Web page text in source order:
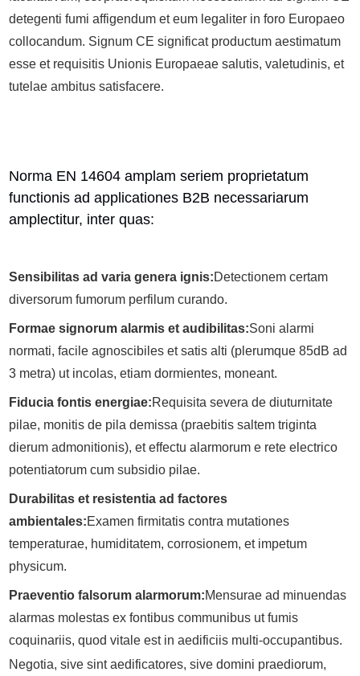
detegenti fumi affigendum et eum legaliter in foro Europaeo
collocandum. Signum CE significat productum aestimatum
esse et requisitis Unionis Europaeae salutis, valetudinis, et
tutelae ambitus satisfacere.
Norma EN 14604 amplam seriem proprietatum
functionis ad applicationes B2B necessariarum
amplectitur, inter quas:
Sensibilitas ad varia genera ignis:Detectionem certam
diversorum fumorum perfilum curando.
Formae signorum alarmis et audibilitas:Soni alarmi
normati, facile agnoscibiles et satis alti (plerumque 85dB ad
3 metra) ut incolas, etiam dormientes, moneant.
Fiducia fontis energiae:Requisita severa de diuturnitate
pilae, monitis de pila demissa (praebitis saltem triginta
dierum admonitionis), et effectu alarmorum e rete electrico
potentiatorum cum subsidio pilae.
Durabilitas et resistentia ad factores
ambientales:Examen firmitatis contra mutationes
temperaturae, humiditatem, corrosionem, et impetum
physicum.
Praeventio falsorum alarmorum:Mensurae ad minuendas
alarmas molestas ex fontibus communibus ut fumis
coquinariis, quod vitale est in aedificiis multi-occupantibus.
Negotia, sive sint aedificatores, sive domini praediorum,